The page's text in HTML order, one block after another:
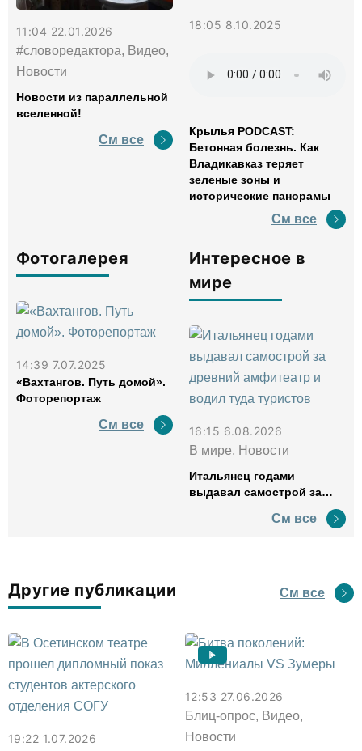
11:04 22.01.2026
#словоредактора, Видео,
Новости
Новости из параллельной
вселенной!
См все
18:05 8.10.2025
Крылья PODCAST:
Бетонная болезнь. Как
Владикавказ теряет
зеленые зоны и
исторические панорамы
См все
Фотогалерея
14:39 7.07.2025
«Вахтангов. Путь домой».
Фоторепортаж
См все
Интересное в
мире
16:15 6.08.2026
В мире, Новости
Итальянец годами
выдавал самострой за
водил туда туристов
См все
Другие публикации См все
19:22 1.07.2026
12:53 27.06.2026
Блиц-опрос, Видео,
Новости